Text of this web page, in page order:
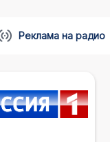
Реклама на радио